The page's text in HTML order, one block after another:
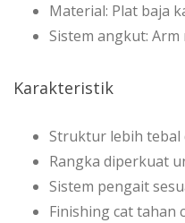
Material: Plat baja
Sistem angkut:
Karakteristik
Struktur lebih tebal
Rangka diperkuat
Sistem pengait
Finishing cat tahan